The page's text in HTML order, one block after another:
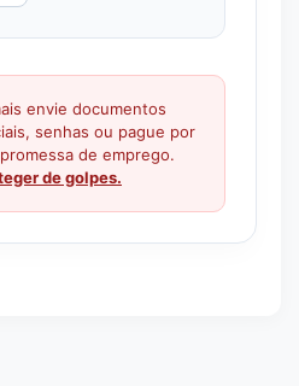
envie documentos
senhas ou pague por
de emprego.
de golpes.